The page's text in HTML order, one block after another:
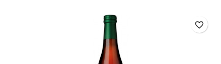
favorite_border